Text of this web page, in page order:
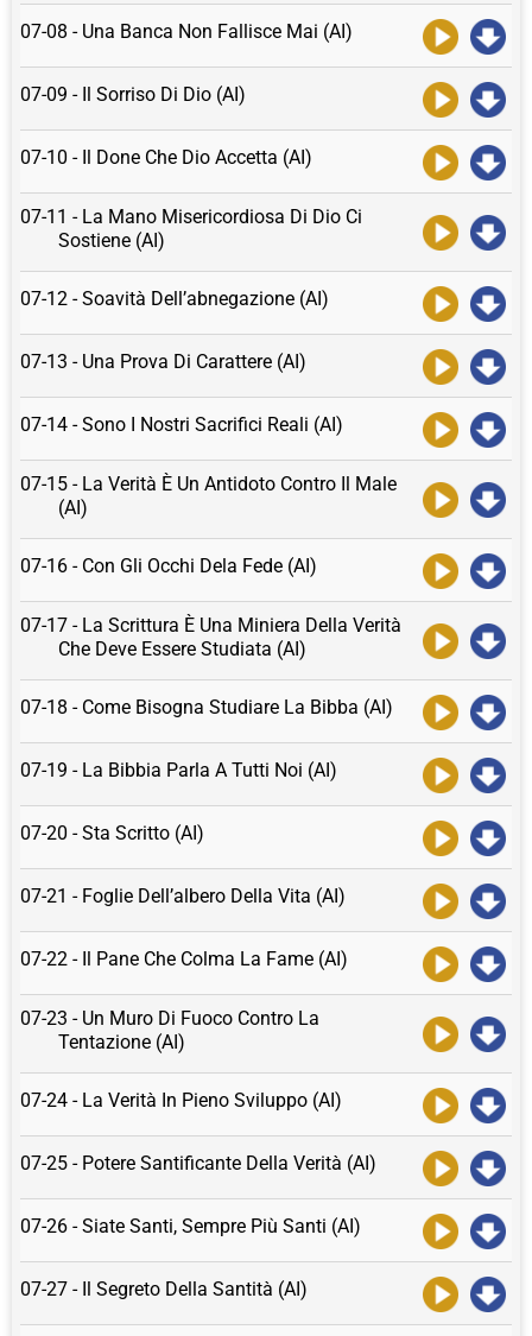
07-08 - Una Banca Non Fallisce Mai (AI)
07-09 - Il Sorriso Di Dio (AI)
07-10 - Il Done Che Dio Accetta (AI)
07-11 - La Mano Misericordiosa Di Dio Ci
Sostiene (AI)
07-12 - Soavità Dell’abnegazione (AI)
07-13 - Una Prova Di Carattere (AI)
07-14 - Sono I Nostri Sacrifici Reali (AI)
07-15 - La Verità È Un Antidoto Contro Il Male
(AI)
07-16 - Con Gli Occhi Dela Fede (AI)
07-17 - La Scrittura È Una Miniera Della Verità
Che Deve Essere Studiata (AI)
07-18 - Come Bisogna Studiare La Bibba (AI)
07-19 - La Bibbia Parla A Tutti Noi (AI)
07-20 - Sta Scritto (AI)
07-21 - Foglie Dell’albero Della Vita (AI)
07-22 - Il Pane Che Colma La Fame (AI)
07-23 - Un Muro Di Fuoco Contro La
Tentazione (AI)
07-24 - La Verità In Pieno Sviluppo (AI)
07-25 - Potere Santificante Della Verità (AI)
07-26 - Siate Santi, Sempre Più Santi (AI)
07-27 - Il Segreto Della Santità (AI)